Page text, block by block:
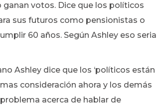
votos. Dice que los políticos
sus futuros como pensionistas o
60 años. Según Ashley eso seria
Ashley dice que los ‘políticos están
consideración ahora y los demás
acerca de hablar de